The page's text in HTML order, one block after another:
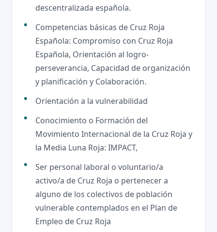
descentralizada española.
Competencias básicas de Cruz Roja
Española: Compromiso con Cruz Roja
Española, Orientación al logro-
perseverancia, Capacidad de organización
y planificación y Colaboración.
Orientación a la vulnerabilidad
Conocimiento o Formación del
Movimiento Internacional de la Cruz Roja y
la Media Luna Roja: IMPACT,
Ser personal laboral o voluntario/a
activo/a de Cruz Roja o pertenecer a
alguno de los colectivos de población
vulnerable contemplados en el Plan de
Empleo de Cruz Roja